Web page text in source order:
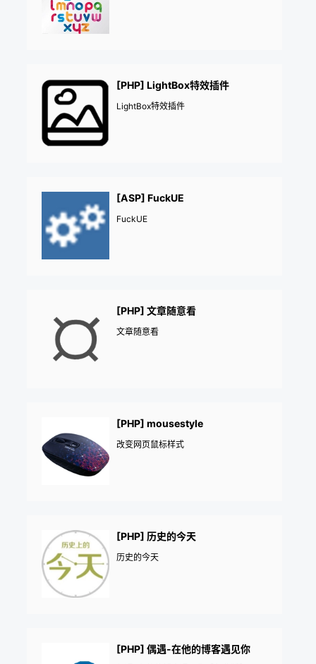
[PHP] LightBox特效插件
LightBox特效插件
[ASP] FuckUE
FuckUE
[PHP] 文章随意看
文章随意看
[PHP] mousestyle
改变网页鼠标样式
[PHP] 历史的今天
历史的今天
[PHP] 偶遇-在他的博客遇见你